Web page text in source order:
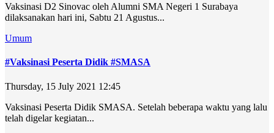
Vaksinasi D2 Sinovac oleh Alumni SMA Negeri 1 Surabaya
dilaksanakan hari ini, Sabtu 21 Agustus...
Umum
#Vaksinasi Peserta Didik #SMASA
Thursday, 15 July 2021 12:45
Vaksinasi Peserta Didik SMASA. Setelah beberapa waktu yang lalu
telah digelar kegiatan...